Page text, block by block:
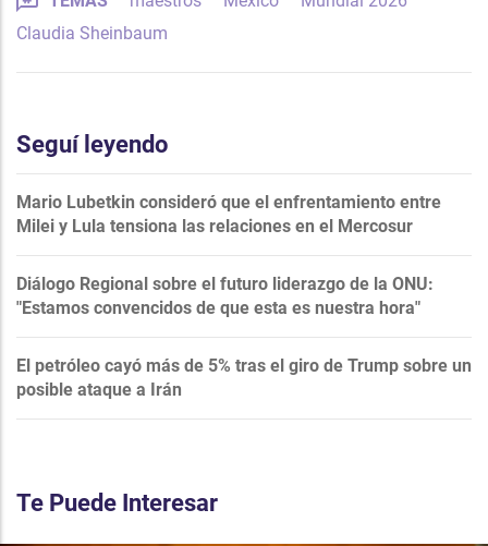
Claudia Sheinbaum
Seguí leyendo
Mario Lubetkin consideró que el enfrentamiento entre
Milei y Lula tensiona las relaciones en el Mercosur
Diálogo Regional sobre el futuro liderazgo de la ONU:
"Estamos convencidos de que esta es nuestra hora"
El petróleo cayó más de 5% tras el giro de Trump sobre un
posible ataque a Irán
Te Puede Interesar